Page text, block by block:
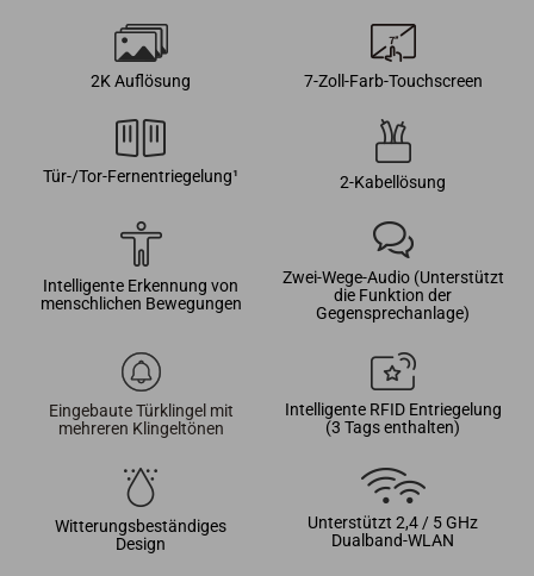
2K Auflösung 7-Zoll-Farb-Touchscreen
Tür-/Tor-Fernentriegelung¹ 2-Kabellösung
Intelligente Erkennung von
menschlichen Bewegungen
Zwei-Wege-Audio (Unterstützt
die Funktion der
Gegensprechanlage)
Eingebaute Türklingel mit
mehreren Klingeltönen
Intelligente RFID Entriegelung
(3 Tags enthalten)
Witterungsbeständiges
Design
Unterstützt 2,4 / 5 GHz
Dualband-WLAN